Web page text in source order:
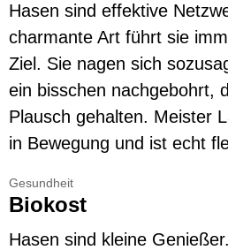
Hasen sind effektive
charmante Art führt sie
Ziel. Sie nagen sich
ein bisschen nachgebohrt,
Plausch gehalten. Meister
in Bewegung und ist echt
Gesundheit
Biokost
Hasen sind kleine